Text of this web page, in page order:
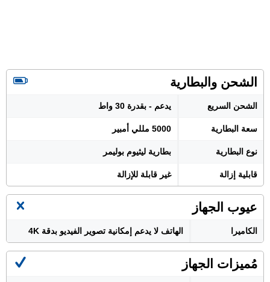
الشحن والبطارية
الشحن السريع يدعم - بقدرة 30 واط
سعة البطارية 5000 مللي أمبير
نوع البطارية بطارية ليثيوم بوليمر
قابلية إزالة غير قابلة للإزالة
عيوب الجهاز
الكاميرا الهاتف لا يدعم إمكانية تصوير الفيديو بدقة 4K
مُميزات الجهاز